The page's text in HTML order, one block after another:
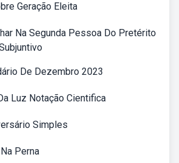
Geração Eleita
Na Segunda Pessoa Do Pretérito
De Dezembro 2023
Luz Notação Cientifica
Simples
Perna